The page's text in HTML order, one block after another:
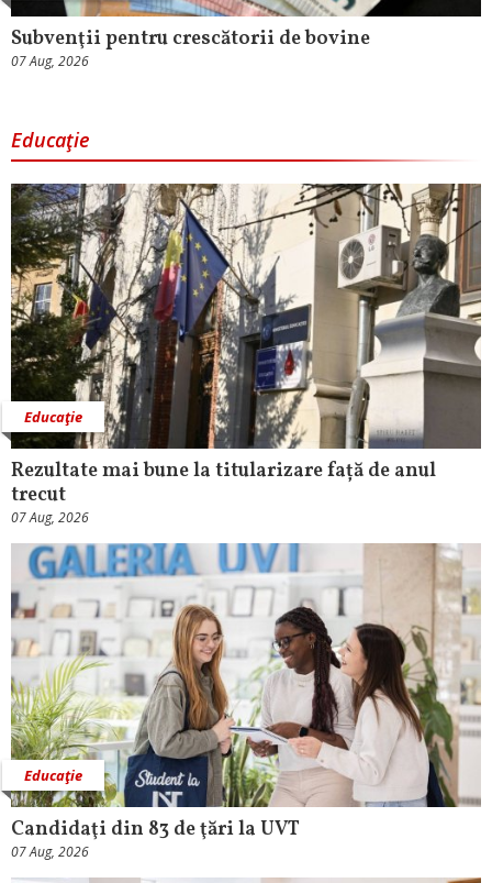
Subvenţii pentru crescătorii de bovine
07 Aug, 2026
Educaţie
Educaţie
Rezultate mai bune la titularizare față de anul
trecut
07 Aug, 2026
Educaţie
Candidaţi din 83 de ţări la UVT
07 Aug, 2026